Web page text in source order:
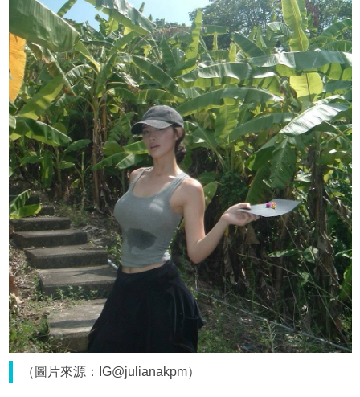
（圖片來源：IG@julianakpm）